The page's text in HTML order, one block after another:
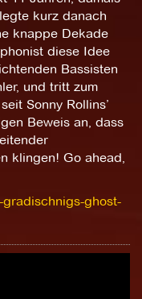
kurz danach
knappe Dekade
diese Idee
Bassisten
und tritt zum
Sonny Rollins’
Beweis an, dass
klingen! Go ahead,
ghost-